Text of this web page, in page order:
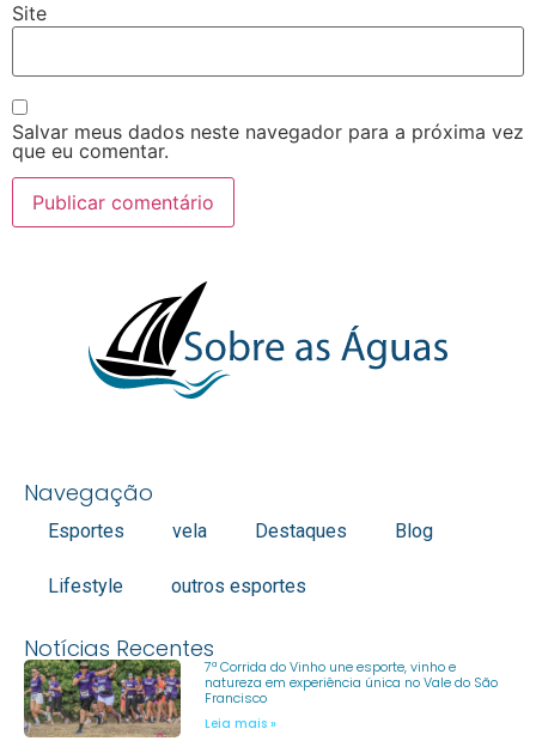
Site
Salvar meus dados neste navegador para a próxima vez
que eu comentar.
Navegação
Esportes vela Destaques Blog
Lifestyle outros esportes
Notícias Recentes
7ª Corrida do Vinho une esporte, vinho e
natureza em experiência única no Vale do São
Francisco
Leia mais »